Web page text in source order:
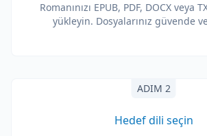
Romanınızı EPUB, PDF, DOCX veya
yükleyin. Dosyalarınız güvende
ADIM 2
Hedef dili seçin